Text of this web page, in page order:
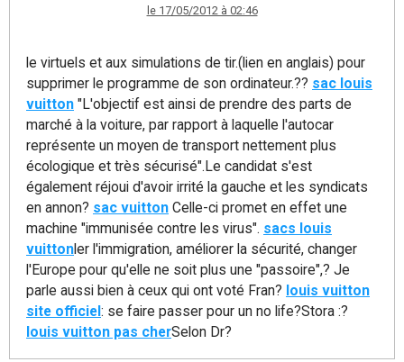
le 17/05/2012 à 02:46
le virtuels et aux simulations de tir.(lien en anglais) pour
supprimer le programme de son ordinateur.?? sac louis
vuitton "L'objectif est ainsi de prendre des parts de
marché à la voiture, par rapport à laquelle l'autocar
représente un moyen de transport nettement plus
écologique et très sécurisé".Le candidat s'est
également réjoui d'avoir irrité la gauche et les syndicats
en annon? sac vuitton Celle-ci promet en effet une
machine "immunisée contre les virus". sacs louis
vuittonler l'immigration, améliorer la sécurité, changer
l'Europe pour qu'elle ne soit plus une "passoire",? Je
parle aussi bien à ceux qui ont voté Fran? louis vuitton
site officiel: se faire passer pour un no life?Stora :?
louis vuitton pas cherSelon Dr?